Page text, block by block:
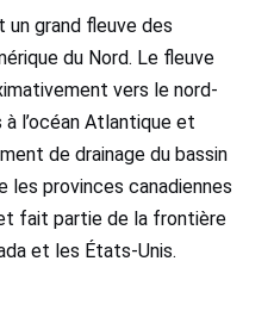
un grand fleuve des
du Nord. Le fleuve
vers le nord-
l’océan Atlantique et
de drainage du bassin
les provinces canadiennes
fait partie de la frontière
et les États-Unis.